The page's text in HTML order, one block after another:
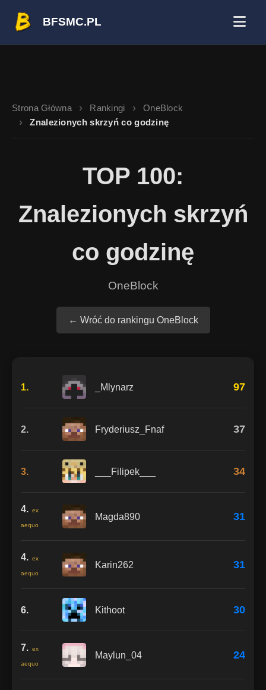
BFSMC.PL
Strona Główna Rankingi
OneBlock
Znalezionych skrzyń co godzinę
TOP 100:
Znalezionych skrzyń
co godzinę
OneBlock
← Wróć do rankingu OneBlock
1. _Mlynarz 97
2. Fryderiusz_Fnaf 37
3. ___Filipek___ 34
4. ex
aequo
Magda890 31
4. ex
aequo
Karin262 31
6. Kithoot 30
7. ex
aequo
Maylun_04 24